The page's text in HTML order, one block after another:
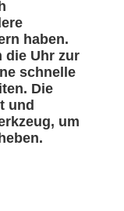
haben.
die Uhr zur
schnelle
Die
und
um